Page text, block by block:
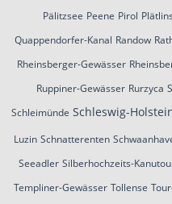
Pälitzsee Peene Pirol
Quappendorfer-Kanal Randow
Rheinsberger-Gewässer
Ruppiner-Gewässer Rurzyca
Schleimünde Schleswig-
Luzin Schnatterenten
Seeadler Silberhochzeits-
Templiner-Gewässer Tollense